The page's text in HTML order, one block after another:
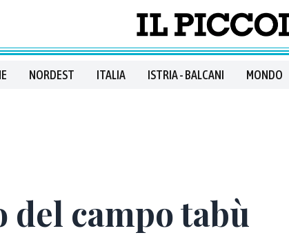
NORDEST ITALIA ISTRIA - BALCANI MONDO
del campo tabù